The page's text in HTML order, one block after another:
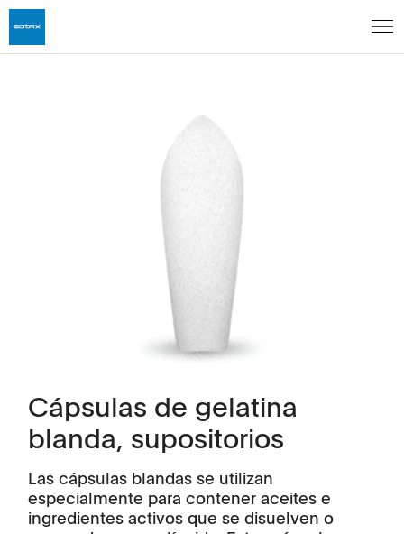
Cápsulas de gelatina
blanda, supositorios
Las cápsulas blandas se utilizan
especialmente para contener aceites e
ingredientes activos que se disuelven o